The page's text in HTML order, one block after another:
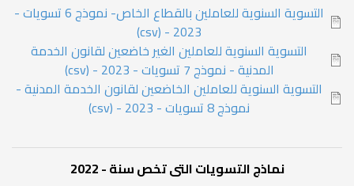
التسوية السنوية للعاملين بالقطاع الخاص- نموذج 6 تسويات -
2023 - (csv)
التسوية السنوية للعاملين الغير خاضعين لقانون الخدمة
المدنية - نموذج 7 تسويات - 2023 - (csv)
التسوية السنوية للعاملين الخاضعين لقانون الخدمة المدنية -
نموذج 8 تسويات - 2023 - (csv)
نماذج التسويات التى تخص سنة - 2022